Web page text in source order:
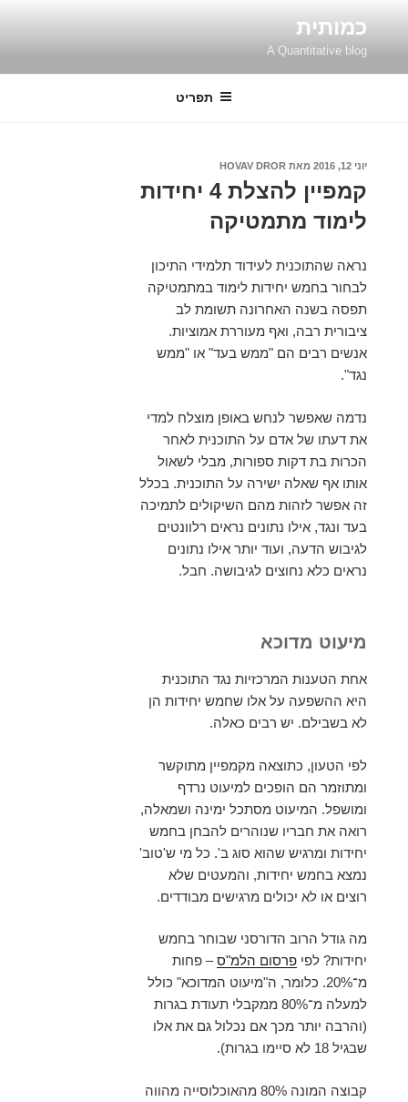
כמותית
A Quantitative blog
תפריט
פורסם
יוני 12, 2016 מאת HOVAV DROR
קמפיין להצלת 4 יחידות
לימוד מתמטיקה
נראה שהתוכנית לעידוד תלמידי התיכון
לבחור בחמש יחידות לימוד במתמטיקה
תפסה בשנה האחרונה תשומת לב
ציבורית רבה, ואף מעוררת אמוציות.
אנשים רבים הם "ממש בעד" או "ממש
נגד".
נדמה שאפשר לנחש באופן מוצלח למדי
את דעתו של אדם על התוכנית לאחר
הכרות בת דקות ספורות, מבלי לשאול
אותו אף שאלה ישירה על התוכנית. בכלל
זה אפשר לזהות מהם השיקולים לתמיכה
בעד ונגד, אילו נתונים נראים רלוונטים
לגיבוש הדעה, ועוד יותר אילו נתונים
נראים כלא נחוצים לגיבושה. חבל.
מיעוט מדוכא
אחת הטענות המרכזיות נגד התוכנית
היא ההשפעה על אלו שחמש יחידות הן
לא בשבילם. יש רבים כאלה.
לפי הטעון, כתוצאה מקמפיין מתוקשר
ומתוזמר הם הופכים למיעוט נרדף
ומושפל. המיעוט מסתכל ימינה ושמאלה,
רואה את חבריו שנוהרים להבחן בחמש
יחידות ומרגיש שהוא סוג ב'. כל מי ש'טוב'
נמצא בחמש יחידות, והמעטים שלא
רוצים או לא יכולים מרגישים מבודדים.
מה גודל הרוב הדורסני שבוחר בחמש
יחידות? לפי פרסום הלמ"ס– פחות
מ־20%. כלומר, ה"מיעוט המדוכא" כולל
למעלה מ־80% ממקבלי תעודת בגרות
(והרבה יותר מכך אם נכלול גם את אלו
שבגיל 18 לא סיימו בגרות).
קבוצה המונה 80% מהאוכלוסייה מהווה